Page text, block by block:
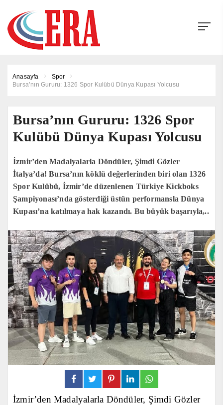
Anasayfa
Spor
Bursa’nın Gururu: 1326 Spor Kulübü Dünya Kupası Yolcusu
Bursa’nın Gururu: 1326 Spor
Kulübü Dünya Kupası Yolcusu
İzmir’den Madalyalarla Döndüler, Şimdi Gözler
İtalya’da! Bursa’nın köklü değerlerinden biri olan 1326
Spor Kulübü, İzmir’de düzenlenen Türkiye Kickboks
Şampiyonası’nda gösterdiği üstün performansla Dünya
Kupası’na katılmaya hak kazandı. Bu büyük başarıyla,..
İzmir’den Madalyalarla Döndüler, Şimdi Gözler